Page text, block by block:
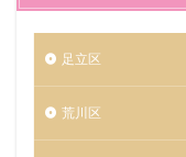
足立区
荒川区